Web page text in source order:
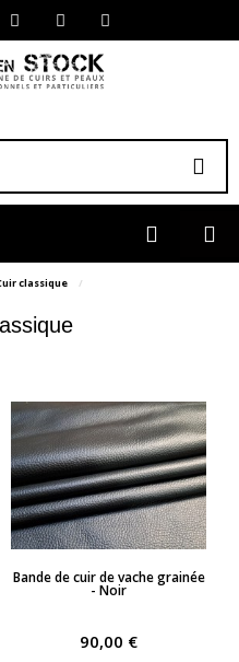
classique
APERÇU RAPIDE
Bande de cuir de vache grainée
- Noir
90,00 €